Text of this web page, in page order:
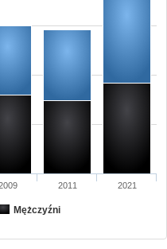
Mężczyźni
2011 2021